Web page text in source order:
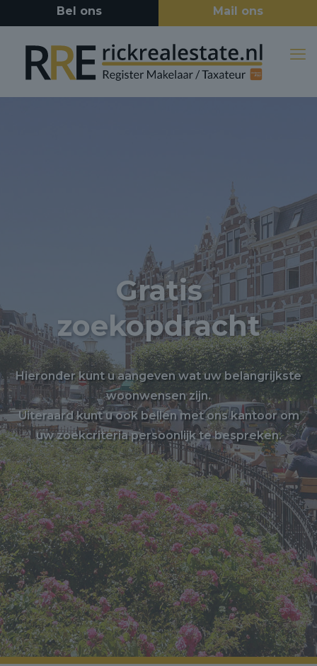
Gratis
zoekopdracht
Hieronder kunt u aangeven wat uw belangrijkste
woonwensen zijn.
Uiteraard kunt u ook bellen met ons kantoor om
uw zoekcriteria persoonlijk te bespreken.